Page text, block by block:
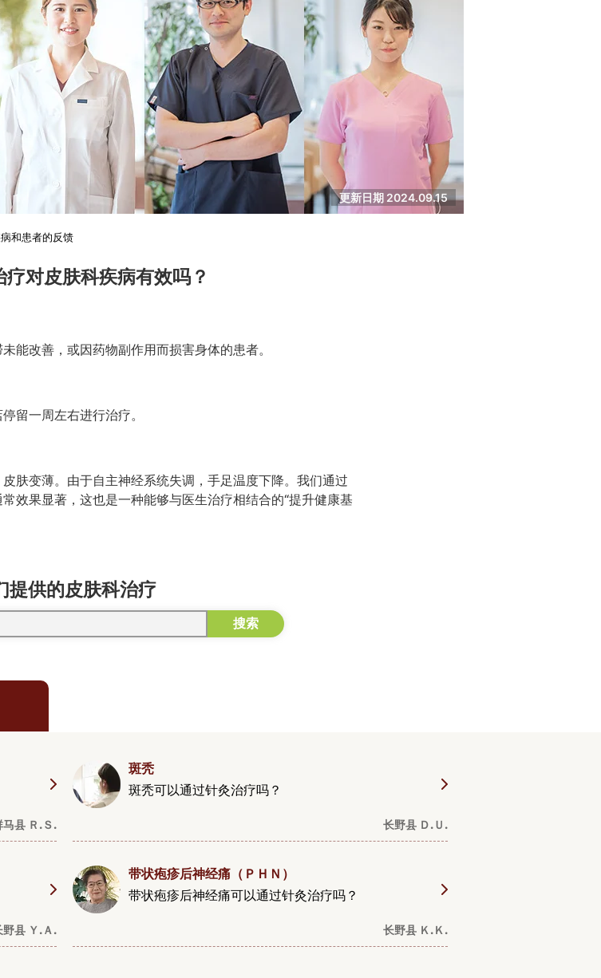
更新日期 2024.09.15
和患者的反馈
疗对皮肤科疾病有效吗？
能改善，或因药物副作用而损害身体的患者。
留一周左右进行治疗。
肤变薄。由于自主神经系统失调，手足温度下降。我们通过
效果显著，这也是一种能够与医生治疗相结合的“提升健康基
提供的皮肤科治疗
马县 Ｒ.Ｓ.
斑秃
斑秃可以通过针灸治疗吗？
长野县 Ｄ.Ｕ.
野县 Ｙ.Ａ.
带状疱疹后神经痛（ＰＨＮ）
带状疱疹后神经痛可以通过针灸治疗吗？
长野县 Ｋ.Ｋ.